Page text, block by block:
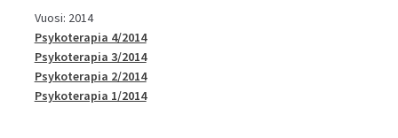
Vuosi: 2014
Psykoterapia 4/2014
Psykoterapia 3/2014
Psykoterapia 2/2014
Psykoterapia 1/2014